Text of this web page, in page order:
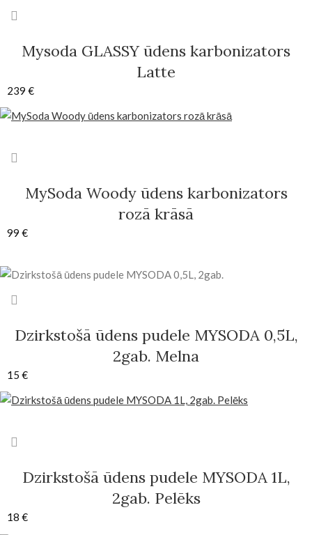
Mysoda GLASSY ūdens karbonizators
Latte
239 €
MySoda Woody ūdens karbonizators
rozā krāsā
99 €
Dzirkstošā ūdens pudele MYSODA 0,5L,
2gab. Melna
15 €
Dzirkstošā ūdens pudele MYSODA 1L,
2gab. Pelēks
18 €